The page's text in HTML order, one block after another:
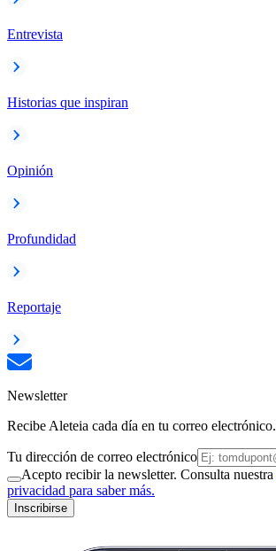
Entrevista
Historias que inspiran
Opinión
Profundidad
Reportaje
Newsletter
Recibe Aleteia cada día en tu correo electrónico.
Tu dirección de correo electrónico
Acepto recibir la newsletter. Consulta nuestra
privacidad para saber más.
Inscribirse